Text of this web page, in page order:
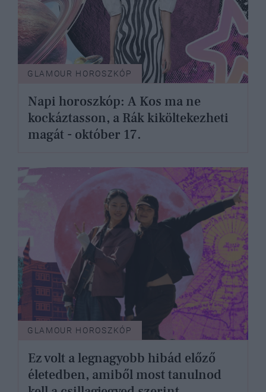
GLAMOUR HOROSZKÓP
Napi horoszkóp: A Kos ma ne
kockáztasson, a Rák kiköltekezheti
magát - október 17.
GLAMOUR HOROSZKÓP
Ez volt a legnagyobb hibád előző
életedben, amiből most tanulnod